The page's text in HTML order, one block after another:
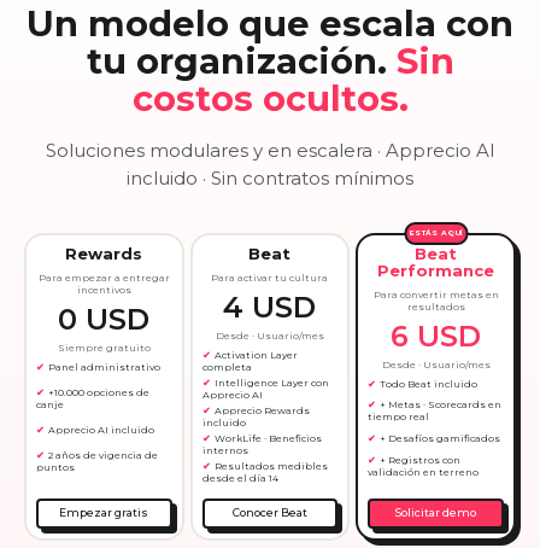
Un modelo que escala con
tu organización. Sin
costos ocultos.
Soluciones modulares y en escalera · Apprecio AI
incluido · Sin contratos mínimos
Rewards
Para empezar a entregar
incentivos
0 USD
Siempre gratuito
Panel administrativo
+10.000 opciones de
canje
Apprecio AI incluido
2 años de vigencia de
puntos
Empezar gratis
Beat
Para activar tu cultura
4 USD
Desde · Usuario/mes
Activation Layer
completa
Intelligence Layer con
Apprecio AI
Apprecio Rewards
incluido
WorkLife · Beneficios
internos
Resultados medibles
desde el día 14
Conocer Beat
ESTÁS AQUÍ
Beat
Performance
Para convertir metas en
resultados
6 USD
Desde · Usuario/mes
Todo Beat incluido
+ Metas · Scorecards en
tiempo real
+ Desafíos gamificados
+ Registros con
validación en terreno
Solicitar demo